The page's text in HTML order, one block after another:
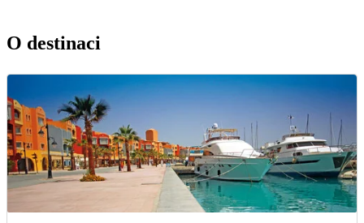
O destinaci